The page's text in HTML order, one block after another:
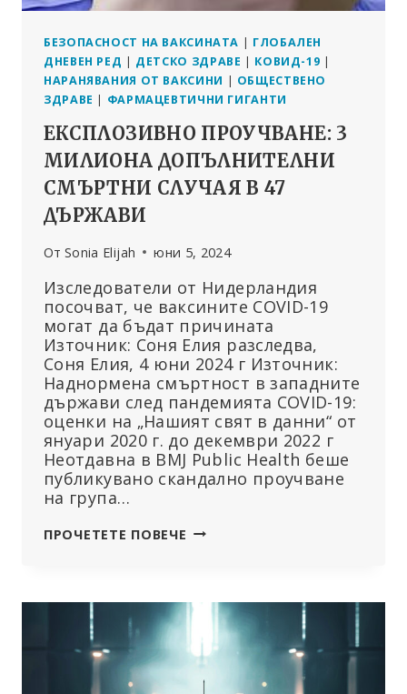
БЕЗОПАСНОСТ НА ВАКСИНАТА | ГЛОБАЛЕН
ДНЕВЕН РЕД | ДЕТСКО ЗДРАВЕ | КОВИД-19 |
НАРАНЯВАНИЯ ОТ ВАКСИНИ | ОБЩЕСТВЕНО
ЗДРАВЕ | ФАРМАЦЕВТИЧНИ ГИГАНТИ
ЕКСПЛОЗИВНО ПРОУЧВАНЕ: 3
МИЛИОНА ДОПЪЛНИТЕЛНИ
СМЪРТНИ СЛУЧАЯ В 47
ДЪРЖАВИ
От Sonia Elijah юни 5, 2024
Изследователи от Нидерландия
посочват, че ваксините COVID-19
могат да бъдат причината
Източник: Соня Елия разследва,
Соня Елия, 4 юни 2024 г Източник:
Наднормена смъртност в западните
държави след пандемията COVID-19:
оценки на „Нашият свят в данни“ от
януари 2020 г. до декември 2022 г
Неотдавна в BMJ Public Health беше
публикувано скандално проучване
на група…
ПРОЧЕТЕТЕ ПОВЕЧЕ ЕКСПЛОЗИВНО
ДОПЪЛНИТЕЛНИ
СМЪРТНИ
СЛУЧАЯ